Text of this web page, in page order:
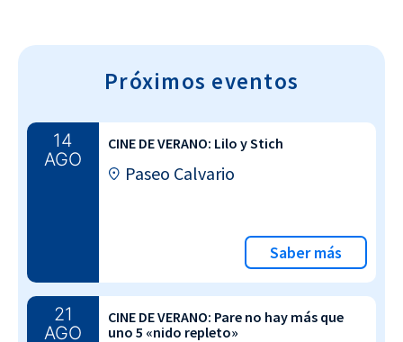
Próximos eventos
14
AGO
CINE DE VERANO: Lilo y Stich
Paseo Calvario
Saber más
21
AGO
CINE DE VERANO: Pare no hay más que
uno 5 «nido repleto»